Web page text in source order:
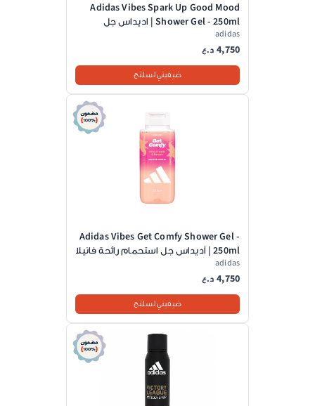
Adidas Vibes Spark Up Good Mood
Shower Gel - 250ml | اديداس جل
استحمام حلو البرتقال والفلفل الأسود -
250مل
adidas
4,750 د.ع
ضيفيني لسلتج
Adidas Vibes Get Comfy Shower Gel -
250ml | أديداس جل استحمام رائحة فانيلا
وماندرين - 250مل
adidas
4,750 د.ع
ضيفيني لسلتج